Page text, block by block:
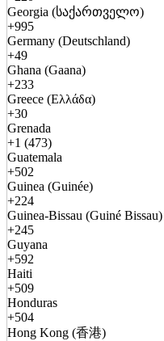
Georgia (საქართველო)
+995
Germany (Deutschland)
+49
Ghana (Gaana)
+233
Greece (Ελλάδα)
+30
Grenada
+1 (473)
Guatemala
+502
Guinea (Guinée)
+224
Guinea-Bissau (Guiné Bissau)
+245
Guyana
+592
Haiti
+509
Honduras
+504
Hong Kong (香港)